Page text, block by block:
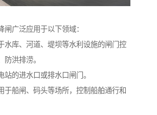
闸广泛应用于以下领域：
水库、河道、堤坝等水利设施的闸门控
防洪排涝。
站的进水口或排水口闸门。
于船闸、码头等场所，控制船舶通行和